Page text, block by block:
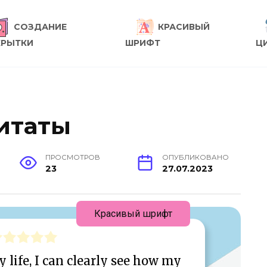
СОЗДАНИЕ
КРАСИВЫЙ
ШРИФТ
ПРОСМОТРОВ
23
ОПУБЛИКОВАНО
27.07.2023
life, I can clearly see how my
Красивый шрифт